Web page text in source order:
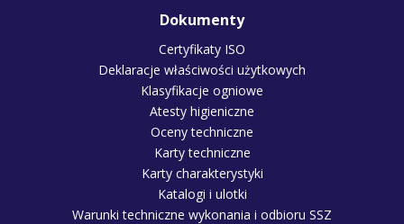
Dokumenty
Certyfikaty ISO
Deklaracje właściwości użytkowych
Klasyfikacje ogniowe
Atesty higieniczne
Oceny techniczne
Karty techniczne
Karty charakterystyki
Katalogi i ulotki
Warunki techniczne wykonania i odbioru SSZ